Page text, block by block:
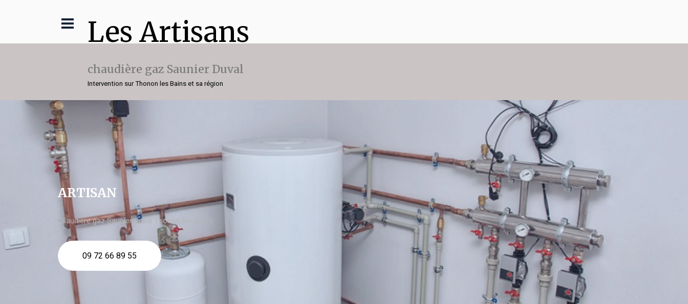
Les Artisans
chaudière gaz Saunier Duval
Intervention sur Thonon les Bains et sa région
ARTISAN
chaudière gaz Saunier Duval Thonon les Bains
09 72 66 89 55